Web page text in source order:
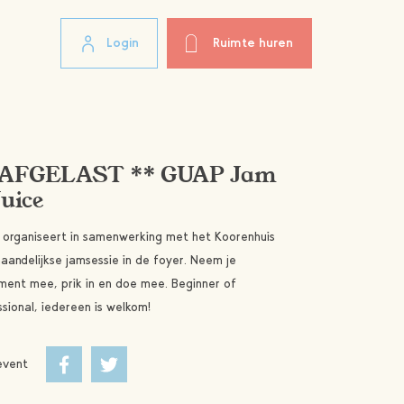
Login Ruimte huren
** GUAP Jam
organiseert in samenwerking met het Koorenhuis
jamsessie in de foyer. Neem je
mee, prik in en doe mee. Beginner of
iedereen is welkom!